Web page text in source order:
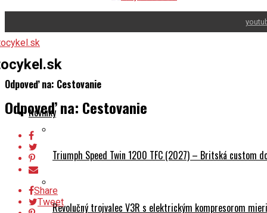
Odpoveď na: Cestovanie
Novinky
Revolučný trojvalec V3R s elektrickým kompresorom
Odpoveď na: Cestovanie
Share
Tweet